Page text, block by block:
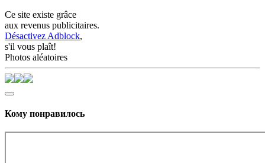
Ce site existe grâce
aux revenus publicitaires.
Désactivez Adblock,
s'il vous plaît!
Photos aléatoires
Кому понравилось